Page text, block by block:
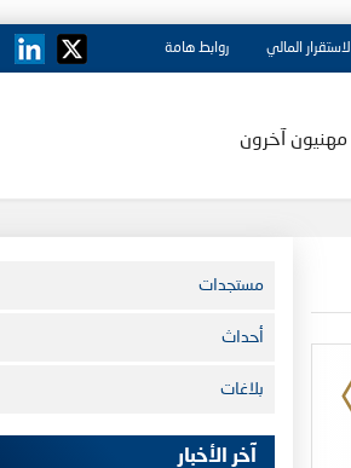
الاستقرار المالي روابط هامة
مهنيون آخرون
مستجدات
أحداث
بلاغات
آخر الأخبار